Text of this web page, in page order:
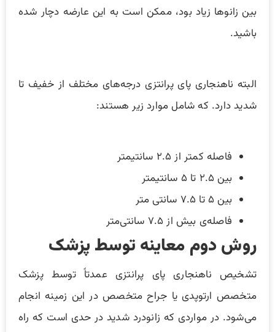
بین زانوها زیاد بود، ممکن است به این عارضه دچار شده
باشید.
البته ناهنجاری پای پرانتزی درجه‌های مختلف از خفیف تا
شدید دارد. که شامل موارد زیر هستند:
فاصله کمتر از ۲.۵ سانتیمتر
بین ۲.۵ تا ۵ سانتیمتر
بین ۵ تا ۷.۵ سانتی متر
فاصله‌ی بیش از ۷.۵ سانتی‌متر
روش دوم معاینه توسط پزشک
تشخیص ناهنجاری پای پرانتزی عمدتاً توسط پزشک
متخصص ارتوپدی یا جراح متخصص در این زمینه انجام
می‌شود. در مواردی که زانودرد شدید در حدی است که راه